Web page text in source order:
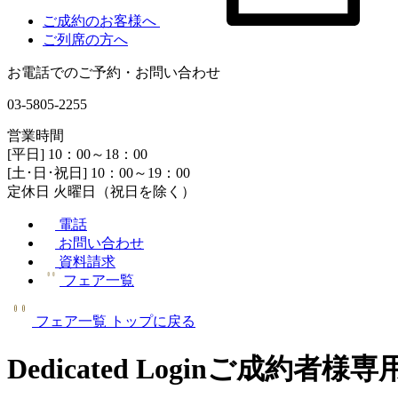
ご成約のお客様へ
ご列席の方へ
お電話でのご予約・お問い合わせ
03-5805-2255
営業時間
[平日] 10：00～18：00
[土･日･祝日] 10：00～19：00
定休日 火曜日（祝日を除く）
電話
お問い合わせ
資料請求
フェア一覧
フェア一覧 トップに戻る
Dedicated Loginご成約者様専